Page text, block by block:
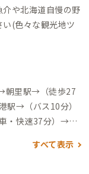
介や北海道自慢の野
(色々な観光地ツ
朝里駅→（徒歩27
→（バス10分）
・快速37分）→札
位置しており、坂
思います。 家守
すべて表示